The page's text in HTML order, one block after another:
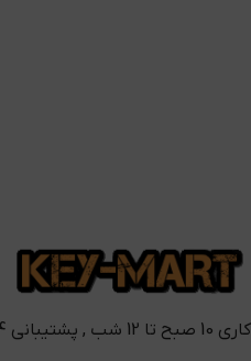
کاری 10 صبح تا 12 شب , پشتیبانی 24 ساعته